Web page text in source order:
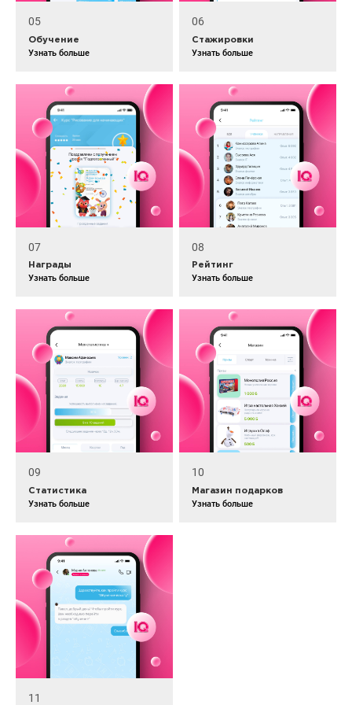
05
Обучение
Узнать больше
06
Стажировки
Узнать больше
07
Награды
Узнать больше
08
Рейтинг
Узнать больше
09
Статистика
Узнать больше
10
Магазин подарков
Узнать больше
11